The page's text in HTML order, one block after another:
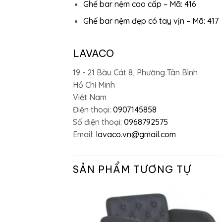
Ghế bar nệm cao cấp – Mã: 416
Ghế bar nệm đẹp có tay vịn – Mã: 417
LAVACO
19 - 21 Bàu Cát 8, Phường Tân Bình
Hồ Chí Minh
Việt Nam
Điện thoại: 0907145858
Số điện thoại: 0968792575
Email: lavaco.vn@gmail.com
SẢN PHẨM TƯƠNG TỰ